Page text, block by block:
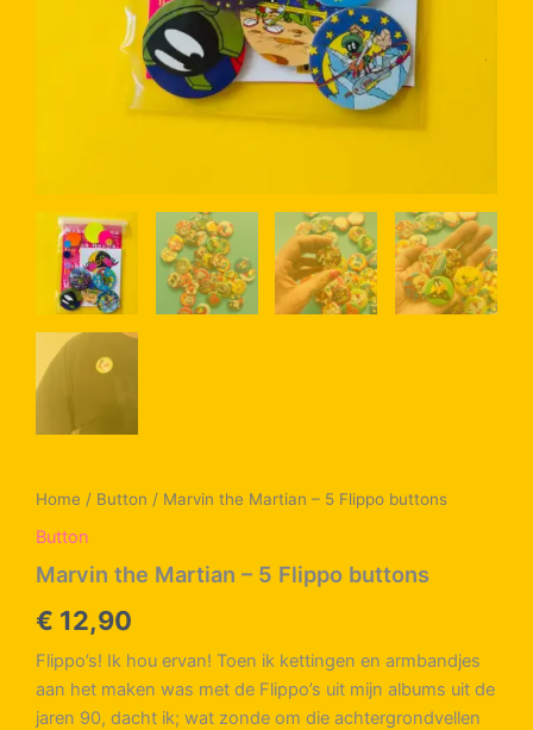
Home / Button / Marvin the Martian – 5 Flippo buttons
Button
Marvin the Martian – 5 Flippo buttons
€ 12,90
Flippo’s! Ik hou ervan! Toen ik kettingen en armbandjes
aan het maken was met de Flippo’s uit mijn albums uit de
jaren 90, dacht ik; wat zonde om die achtergrondvellen